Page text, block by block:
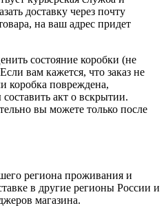
доставку через почту
на ваш адрес придет
состояние коробки (не
вам кажется, что заказ не
коробка повреждена,
акт о вскрытии.
вы можете только после
региона проживания и
в другие регионы России и
магазина.